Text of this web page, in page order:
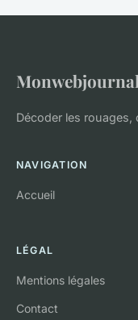
Monwebjournal
Décoder les
NAVIGATION
Accueil
LÉGAL
Mentions légales
Contact